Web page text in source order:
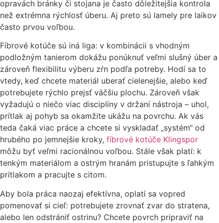
opravách bránky či stojana je často dôležitejšia kontrola
než extrémna rýchlosť úberu. Aj preto sú lamely pre laikov
často prvou voľbou.
Fíbrové kotúče sú iná liga: v kombinácii s vhodným
podložným tanierom dokážu ponúknuť veľmi slušný úber a
zároveň flexibilitu výberu zŕn podľa potreby. Hodí sa to
vtedy, keď chcete materiál uberať cielenejšie, alebo keď
potrebujete rýchlo prejsť väčšiu plochu. Zároveň však
vyžadujú o niečo viac disciplíny v držaní nástroja – uhol,
prítlak aj pohyb sa okamžite ukážu na povrchu. Ak vás
teda čaká viac práce a chcete si vyskladať „systém“ od
hrubého po jemnejšie kroky, fíbrové kotúče Klingspor
môžu byť veľmi racionálnou voľbou. Stále však platí: k
tenkým materiálom a ostrým hranám pristupujte s ľahkým
prítlakom a pracujte s citom.
Aby bola práca naozaj efektívna, oplatí sa vopred
pomenovať si cieľ: potrebujete zrovnať zvar do stratena,
alebo len odstrániť ostrinu? Chcete povrch pripraviť na